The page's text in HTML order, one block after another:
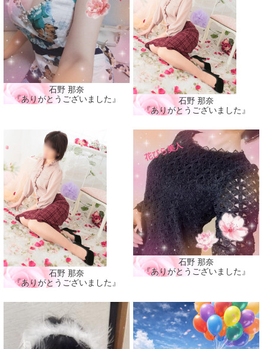
石野 那奈
『ありがとうございました』
石野 那奈
『ありがとうございました』
石野 那奈
『ありがとうございました』
石野 那奈
『ありがとうございました』